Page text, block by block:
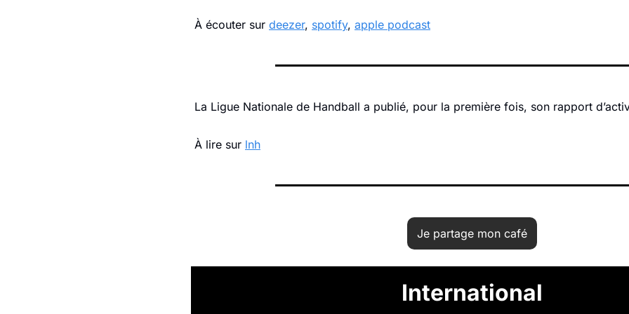
À écouter sur deezer, spotify, apple podcast
La Ligue Nationale de Handball a publié, pour la première fois, son rapport
À lire sur lnh
Je partage mon café
International